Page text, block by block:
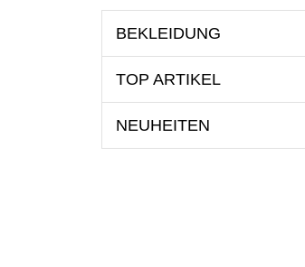
BEKLEIDUNG
TOP ARTIKEL
NEUHEITEN